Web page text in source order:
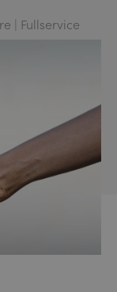
| Fullservice